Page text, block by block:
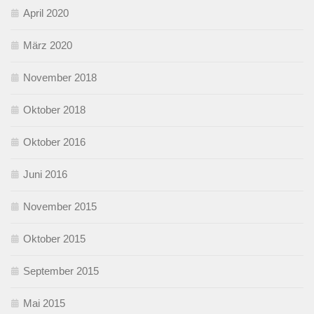
April 2020
März 2020
November 2018
Oktober 2018
Oktober 2016
Juni 2016
November 2015
Oktober 2015
September 2015
Mai 2015